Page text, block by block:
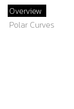
Overview
Polar Curves